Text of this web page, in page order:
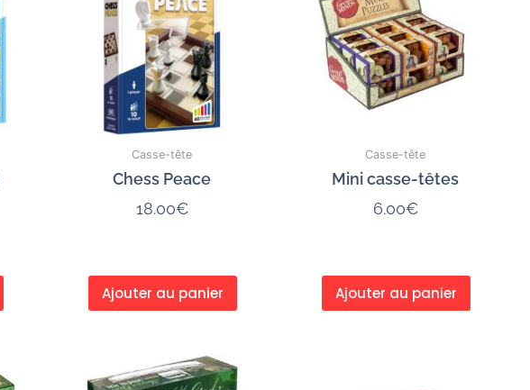
Casse-tête
Chess Peace
18.00€
Ajouter au panier
Casse-tête
Mini casse-têtes
6.00€
Ajouter au panier